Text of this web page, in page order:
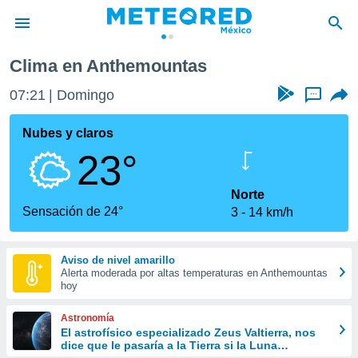
de
ha sido
calidad.
a este
las
y
forma
digital
basada
Clima en Anthemountas
07:21 Domingo ...
Nubes y claros
23°
Sensación de 24°
Norte
3
14 km/h
Aviso de nivel amarillo
Alerta moderada por altas temperaturas en Anthemountas
hoy
Astronomía
El astrofísico especializado Zeus Valtierra, nos
dice que le pasaría a la Tierra si la Luna